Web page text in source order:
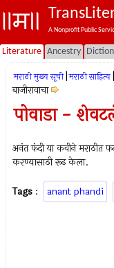
A Nonprofit Public
Literature Ancestry
मराठी मुख्य सूची मराठी साहित्य
बाजीरावाचा
पोवाडा -
अनंत फंदी या कवीने मराठीत
करण्यासाठी रूढ केला.
Tags : anant phandi